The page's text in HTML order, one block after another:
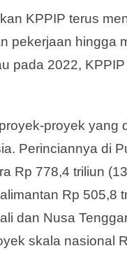
KPPIP terus
pekerjaan hingga
pada 2022,
proyek yang
Perinciannya di
Rp 778,4 triliun
Rp 505,8
dan Nusa
skala nasional